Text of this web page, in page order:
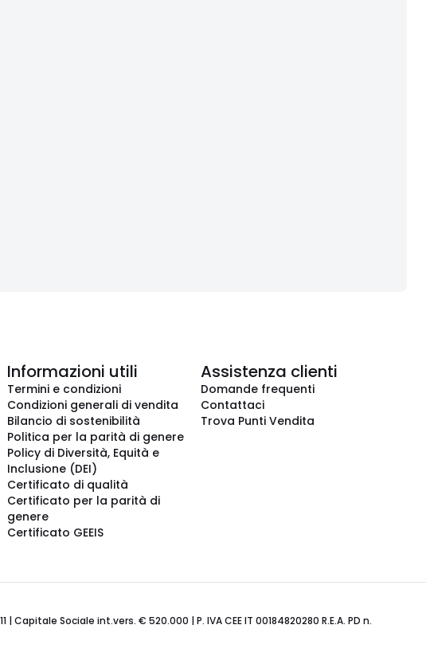
Informazioni utili
Termini e condizioni
Condizioni generali di vendita
Bilancio di sostenibilità
Politica per la parità di genere
Policy di Diversità, Equità e
Inclusione (DEI)
Certificato di qualità
Certificato per la parità di
genere
Certificato GEEIS
Assistenza clienti
Domande frequenti
Contattaci
Trova Punti Vendita
Capitale Sociale int.vers. € 520.000 | P. IVA CEE IT 00184820280 R.E.A. PD n.